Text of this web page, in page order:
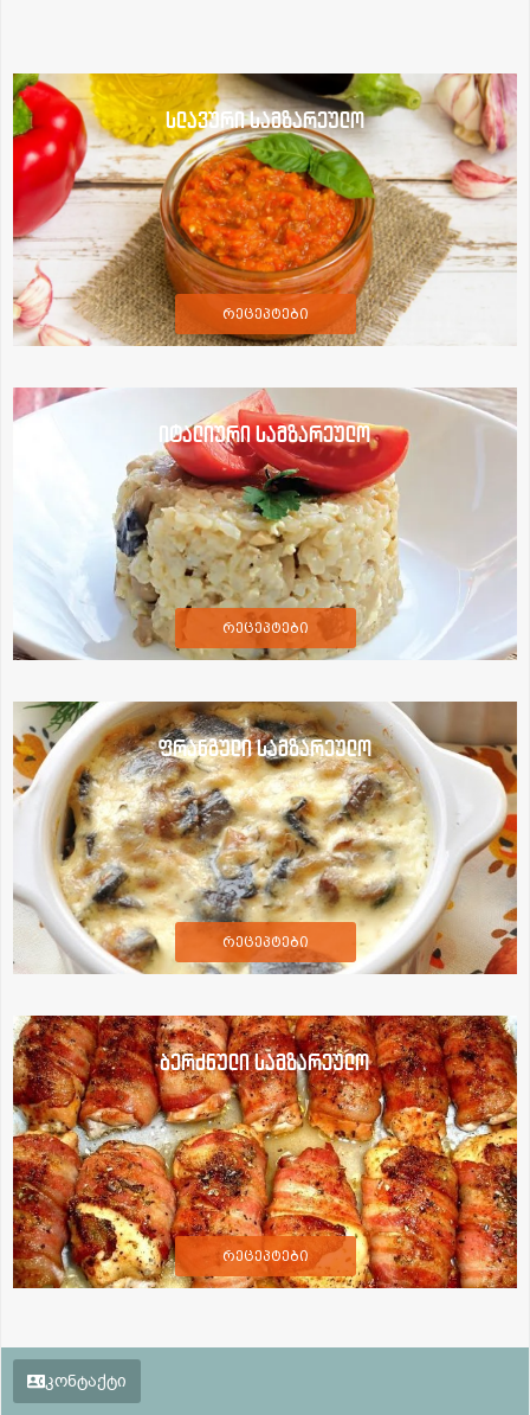
სლავური სამზარეულო
რეცეპტები
იტალიური სამზარეულო
რეცეპტები
ფრანგული სამზარეულო
რეცეპტები
ბერძნული სამზარეულო
რეცეპტები
კონტაქტი